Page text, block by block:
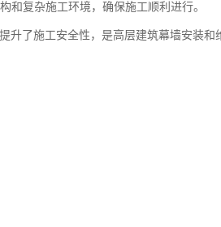
和复杂施工环境，确保施工顺利进行。
升了施工安全性，是高层建筑幕墙安装和